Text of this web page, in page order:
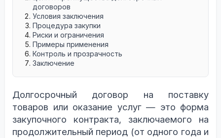
договоров
Условия заключения
Процедура закупки
Риски и ограничения
Примеры применения
Контроль и прозрачность
Заключение
Долгосрочный договор на поставку
товаров или оказание услуг — это форма
закупочного контракта, заключаемого на
продолжительный период (от одного года и